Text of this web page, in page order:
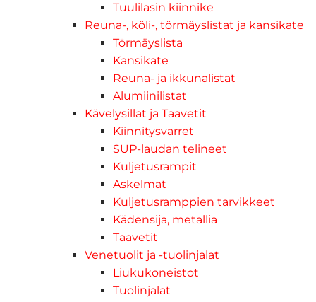
Tuulilasin kiinnike
Reuna-, köli-, törmäyslistat ja kansikate
Törmäyslista
Kansikate
Reuna- ja ikkunalistat
Alumiinilistat
Kävelysillat ja Taavetit
Kiinnitysvarret
SUP-laudan telineet
Kuljetusrampit
Askelmat
Kuljetusramppien tarvikkeet
Kädensija, metallia
Taavetit
Venetuolit ja -tuolinjalat
Liukukoneistot
Tuolinjalat